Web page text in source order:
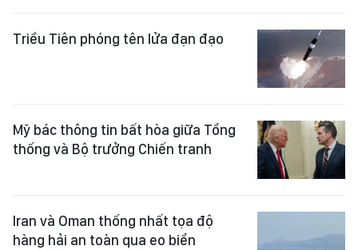
Triều Tiên phóng tên lửa đạn đạo
Mỹ bác thông tin bất hòa giữa Tổng
thống và Bộ trưởng Chiến tranh
Iran và Oman thống nhất tọa độ
hàng hải an toàn qua eo biển